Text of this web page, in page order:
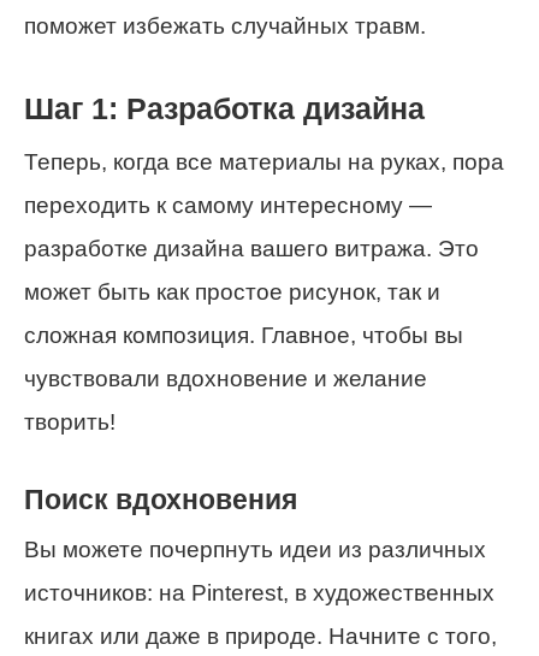
поможет избежать случайных травм.
Шаг 1: Разработка дизайна
Теперь, когда все материалы на руках, пора
переходить к самому интересному —
разработке дизайна вашего витража. Это
может быть как простое рисунок, так и
сложная композиция. Главное, чтобы вы
чувствовали вдохновение и желание
творить!
Поиск вдохновения
Вы можете почерпнуть идеи из различных
источников: на Pinterest, в художественных
книгах или даже в природе. Начните с того,